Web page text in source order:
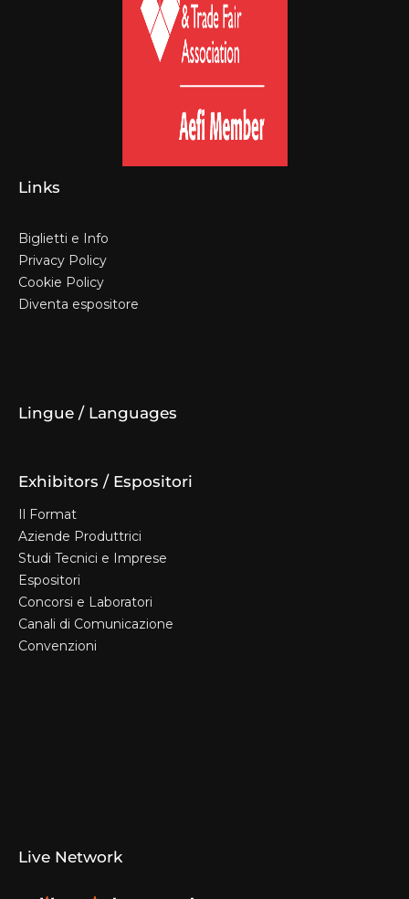
Links
Biglietti e Info
Privacy Policy
Cookie Policy
Diventa espositore
Lingue / Languages
Exhibitors / Espositori
Il Format
Aziende Produttrici
Studi Tecnici e Imprese
Espositori
Concorsi e Laboratori
Canali di Comunicazione
Convenzioni
Live Network